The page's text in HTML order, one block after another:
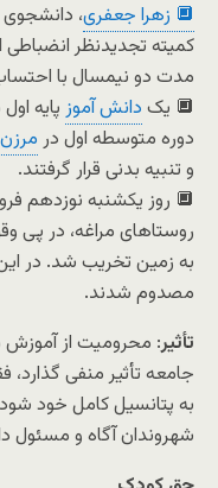
🔲 زهرا جعفری، دانشجوی
کمیته تجدیدنظر
مدت دو نیمسال با
🔲 یک دانش آموز پایه
دوره متوسطه اول درمرزن
و تنبیه بدنی قرار گرفتند.
🔲 روز یکشنبه نوزدهم
روستاهای مراغه، در پی
به زمین تخریب شد. در
مصدوم شدند.
تأثیر: محرومیت از آموزش
جامعه تأثیر منفی گذارد،
به پتانسیل کامل خود
شهروندان آگاه و مسئول